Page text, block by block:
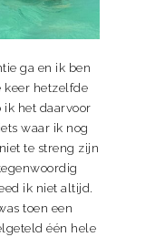
ga en ik ben
keer hetzelfde
het daarvoor
waar ik nog
te streng zijn
ik niet altijd.
toen een
één hele